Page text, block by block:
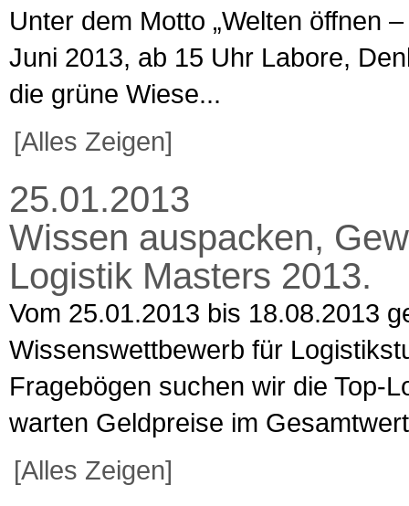
Unter dem Motto „Welten öffnen
Juni 2013, ab 15 Uhr Labore,
die grüne Wiese...
[Alles Zeigen]
25.01.2013
Wissen auspacken,
Logistik Masters 2013.
Vom 25.01.2013 bis 18.08.2013
Wissenswettbewerb für
Fragebögen suchen wir die Top-
warten Geldpreise im
[Alles Zeigen]